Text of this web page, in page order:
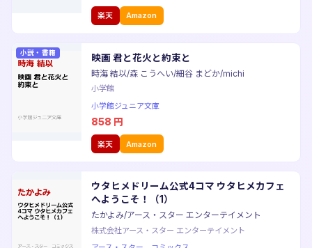
楽天 Amazon
小説・書籍 映画 君と花火と約束と
時海 結以/森 こうへい/細谷 まどか/michi
小学館
小学館ジュニア文庫
858 円
楽天 Amazon
ウタヒメドリーム公式4コマ ウタヒメカフェ
へようこそ！（1）
たかよみ/アース・スター エンターテイメント
株式会社アース・スター エンターテイメント